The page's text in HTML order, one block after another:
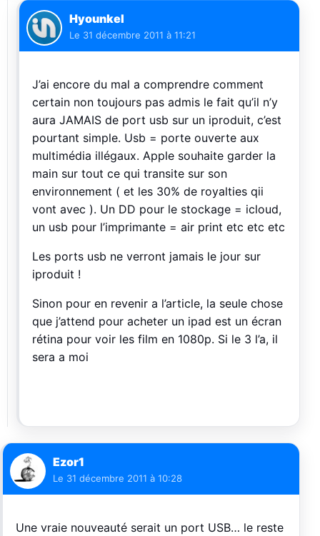
Hyounkel
Le 31 décembre 2011 à 11:21
J’ai encore du mal a comprendre comment
certain non toujours pas admis le fait qu’il n’y
aura JAMAIS de port usb sur un iproduit, c’est
pourtant simple. Usb = porte ouverte aux
multimédia illégaux. Apple souhaite garder la
main sur tout ce qui transite sur son
environnement ( et les 30% de royalties qii
vont avec ). Un DD pour le stockage = icloud,
un usb pour l’imprimante = air print etc etc etc
Les ports usb ne verront jamais le jour sur
iproduit !
Sinon pour en revenir a l’article, la seule chose
que j’attend pour acheter un ipad est un écran
rétina pour voir les film en 1080p. Si le 3 l’a, il
sera a moi
Ezor1
Le 31 décembre 2011 à 10:28
Une vraie nouveauté serait un port USB… le reste